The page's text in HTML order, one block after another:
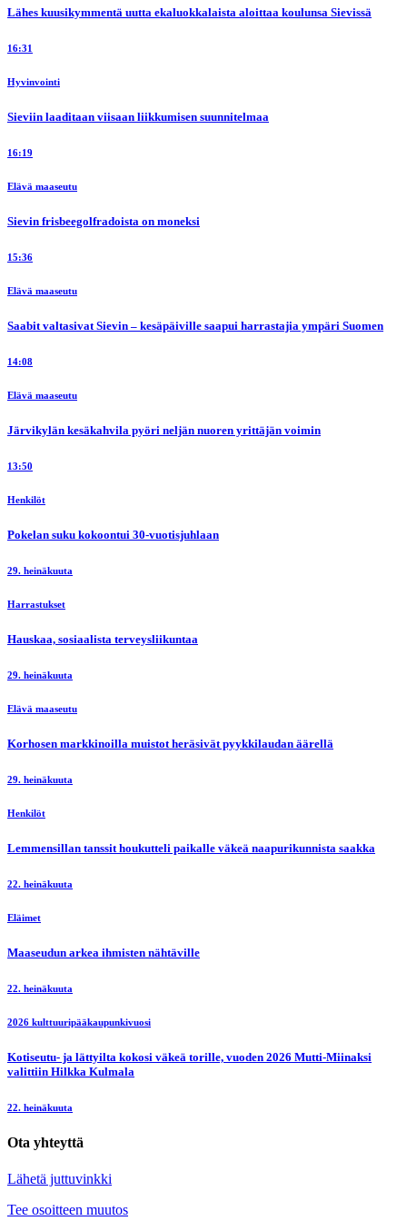
Lähes kuusikymmentä uutta ekaluokkalaista aloittaa koulunsa Sievissä
16:31
Hyvinvointi
Sieviin laaditaan viisaan liikkumisen suunnitelmaa
16:19
Elävä maaseutu
Sievin frisbeegolfradoista on moneksi
15:36
Elävä maaseutu
Saabit valtasivat Sievin – kesäpäiville saapui harrastajia ympäri Suomen
14:08
Elävä maaseutu
Järvikylän kesäkahvila pyöri neljän nuoren yrittäjän voimin
13:50
Henkilöt
Pokelan suku kokoontui 30-vuotisjuhlaan
29. heinäkuuta
Harrastukset
Hauskaa, sosiaalista terveysliikuntaa
29. heinäkuuta
Elävä maaseutu
Korhosen markkinoilla muistot heräsivät pyykkilaudan äärellä
29. heinäkuuta
Henkilöt
Lemmensillan tanssit houkutteli paikalle väkeä naapurikunnista saakka
22. heinäkuuta
Eläimet
Maaseudun arkea ihmisten nähtäville
22. heinäkuuta
2026 kulttuuripääkaupunkivuosi
Kotiseutu- ja lättyilta kokosi väkeä torille, vuoden 2026 Mutti-Miinaksi
valittiin Hilkka Kulmala
22. heinäkuuta
Ota yhteyttä
Lähetä juttuvinkki
Tee osoitteen muutos